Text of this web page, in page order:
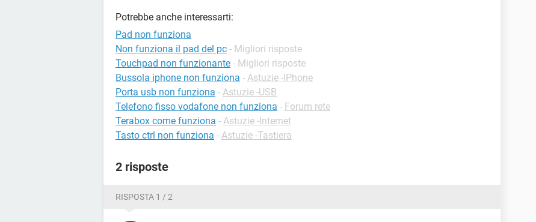
Potrebbe anche interessarti:
Pad non funziona
Non funziona il pad del pc - Migliori risposte
Touchpad non funzionante - Migliori risposte
Bussola iphone non funziona - Astuzie -IPhone
Porta usb non funziona - Astuzie -USB
Telefono fisso vodafone non funziona - Forum rete
Terabox come funziona - Astuzie -Internet
Tasto ctrl non funziona - Astuzie -Tastiera
2 risposte
RISPOSTA 1 / 2